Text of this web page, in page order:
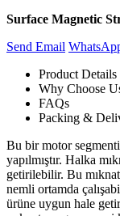
Surface Magnetic
Send Email
Product Details
Why Choose
FAQs
Packing &
Bu bir motor segmenti
yapılmıştır. Halka
getirilebilir. Bu
nemli ortamda
ürüne uygun hale